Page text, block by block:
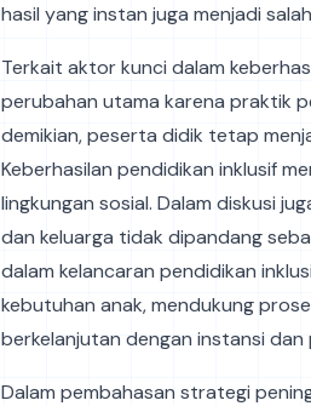
hasil yang instan juga menjadi
Terkait aktor kunci dalam
perubahan utama karena praktik
demikian, peserta didik tetap
Keberhasilan pendidikan inklusif
lingkungan sosial. Dalam diskusi
dan keluarga tidak dipandang
dalam kelancaran pendidikan
kebutuhan anak, mendukung
berkelanjutan dengan instansi dan
Dalam pembahasan strategi